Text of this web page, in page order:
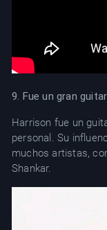
9. Fue un gran
Harrison fue un
personal. Su
muchos artistas,
Shankar.